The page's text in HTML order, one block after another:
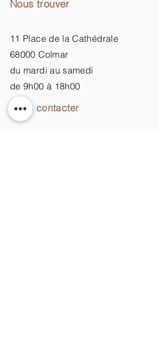
Nous trouver
11 Place de la Cathédrale
68000 Colmar
du mardi au samedi
de 9h00 à 18h00
Nous contacter